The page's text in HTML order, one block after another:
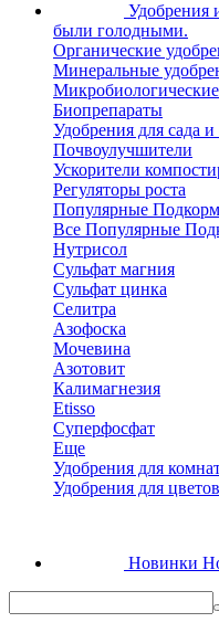
Удобрения
были голодными.
Органические
Минеральные
Биопрепараты
Удобрения для сада и
Почвоулучшители
Ускорители
Регуляторы роста
Популярные
Все Популярные
Нутрисол
Сульфат магния
Сульфат цинка
Селитра
Азофоска
Мочевина
Азотовит
Калимагнезия
Etisso
Суперфосфат
Еще
Удобрения для
Удобрения для цветов
Новинки